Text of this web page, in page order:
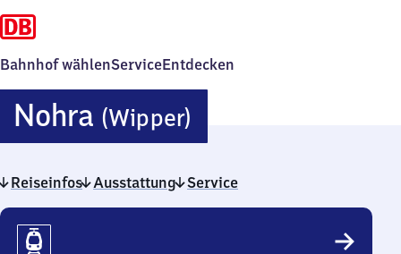
Bahnhof wählenServiceEntdecken
Nohra (Wipper)
(Wipper)
Reiseinfos Ausstattung Service
Reiseinfos